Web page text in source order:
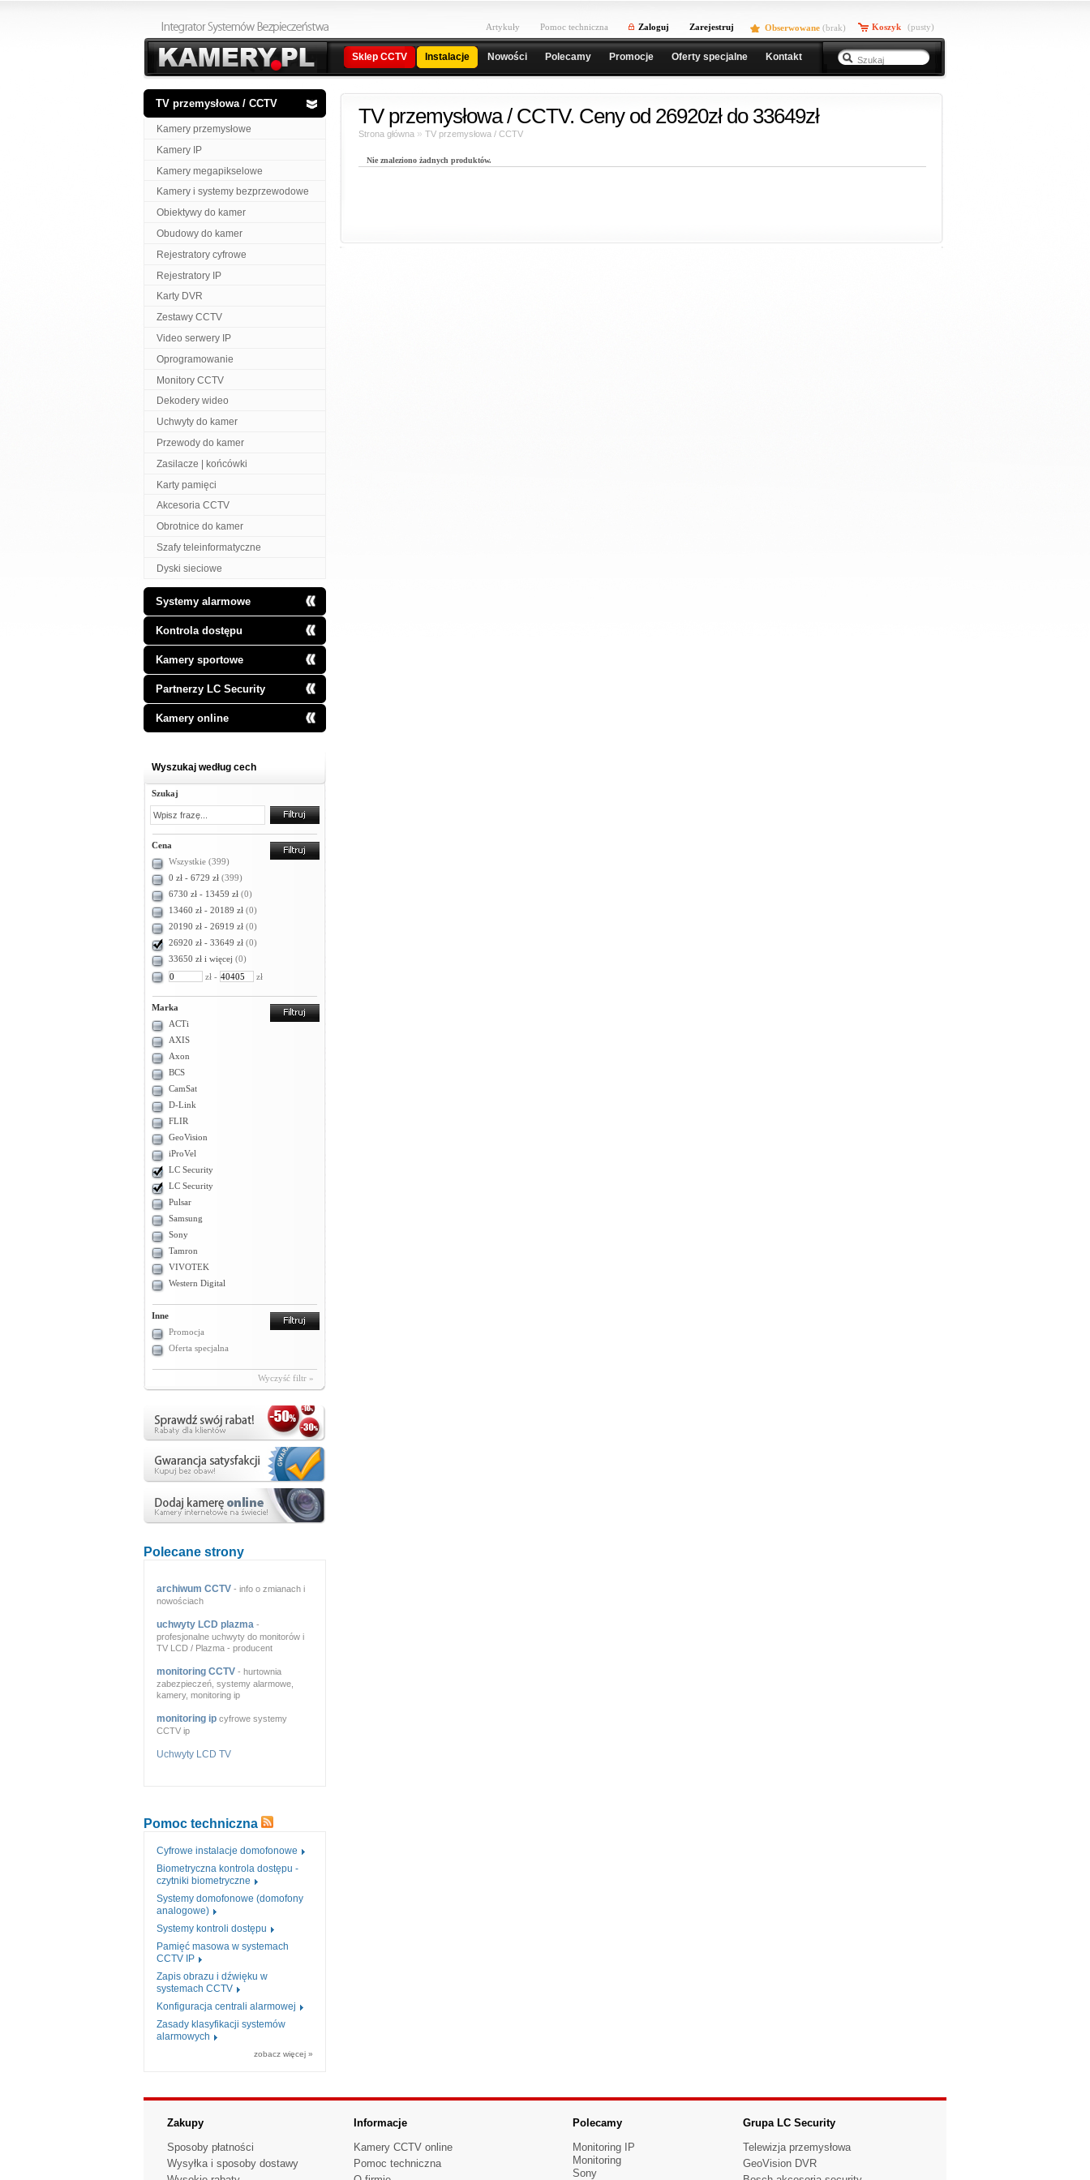
Artykuły Pomoc techniczna Zaloguj Zarejestruj Obserwowane (brak) Koszyk (pusty)
Sklep CCTV Instalacje Nowości Polecamy Promocje Oferty specjalne Kontakt
TV przemysłowa / CCTV
Kamery przemysłowe
Kamery IP
Kamery megapikselowe
Kamery i systemy bezprzewodowe
Obiektywy do kamer
Obudowy do kamer
Rejestratory cyfrowe
Rejestratory IP
Karty DVR
Zestawy CCTV
Video serwery IP
Oprogramowanie
Monitory CCTV
Dekodery wideo
Uchwyty do kamer
Przewody do kamer
Zasilacze | końcówki
Karty pamięci
Akcesoria CCTV
Obrotnice do kamer
Szafy teleinformatyczne
Dyski sieciowe
Systemy alarmowe
Kontrola dostępu
Kamery sportowe
Partnerzy LC Security
Kamery online
Wyszukaj według cech
Szukaj
Cena
Wszystkie (399)
0 zł - 6729 zł (399)
6730 zł - 13459 zł (0)
13460 zł - 20189 zł (0)
20190 zł - 26919 zł (0)
26920 zł - 33649 zł (0)
33650 zł i więcej (0)
zł -
zł
Marka
ACTi
AXIS
Axon
BCS
CamSat
D-Link
FLIR
GeoVision
iProVel
LC Security
LC Security
Pulsar
Samsung
Sony
Tamron
VIVOTEK
Western Digital
Inne
Promocja
Oferta specjalna
Wyczyść filtr »
Polecane strony
archiwum CCTV - info o zmianach i
nowościach
uchwyty LCD plazma -
profesjonalne uchwyty do monitorów i
TV LCD / Plazma - producent
monitoring CCTV - hurtownia
zabezpieczeń, systemy alarmowe,
kamery, monitoring ip
monitoring ip cyfrowe systemy
CCTV ip
Uchwyty LCD TV
Pomoc techniczna
Cyfrowe instalacje domofonowe
Biometryczna kontrola dostępu -
czytniki biometryczne
Systemy domofonowe (domofony
analogowe)
Systemy kontroli dostępu
Pamięć masowa w systemach
CCTV IP
Zapis obrazu i dźwięku w
systemach CCTV
Konfiguracja centrali alarmowej
Zasady klasyfikacji systemów
alarmowych
zobacz więcej »
TV przemysłowa / CCTV. Ceny od 26920zł do 33649zł
Strona główna » TV przemysłowa / CCTV
Nie znaleziono żadnych produktów.
Zakupy
Sposoby płatności
Wysyłka i sposoby dostawy
Informacje
Kamery CCTV online
Pomoc techniczna
Polecamy
Monitoring IP
Monitoring
Sony
Grupa LC Security
Telewizja przemysłowa
GeoVision DVR